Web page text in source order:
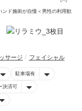
ンド施術が自慢＜男性の利用歓
サージ フェイシャル
駐車場有
決済可